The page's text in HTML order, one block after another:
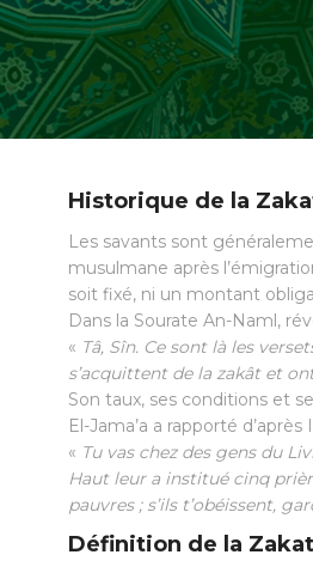
Historique de la
Les savants sont
musulmane après
soit fixé, ni un montant
Dans la Sourate An-Naml,
« Tâ, Sîn. Ce sont là les
s’acquittent de la zakât et
Son taux, ses conditions et
El-Jama’a a rapporté
« Tu vas chez des gens du
Haut leur a institué cinq
pauvres ; s’ils t’obéissent,
Définition de la Zakat